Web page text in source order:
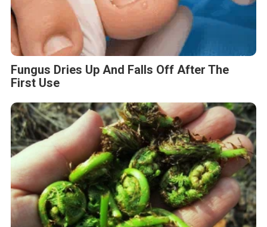
Fungus Dries Up And Falls Off After The
First Use